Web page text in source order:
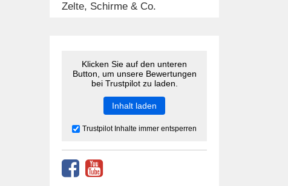
Zelte, Schirme & Co.
Klicken Sie auf den unteren
Button, um unsere Bewertungen
bei Trustpilot zu laden.
Inhalt laden
Trustpilot Inhalte immer entsperren